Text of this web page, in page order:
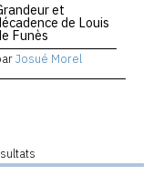
et
de Louis
Funès
Josué Morel